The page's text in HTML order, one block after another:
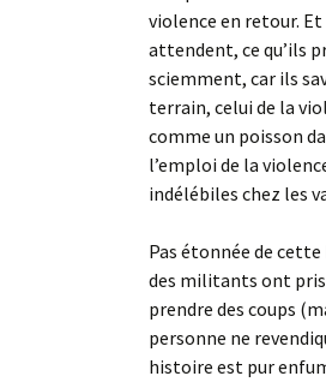
violence en retour. Et
attendent, ce qu’ils
sciemment, car ils
terrain, celui de la
comme un poisson
l’emploi de la
indélébiles chez les
Pas étonnée de
des militants ont pris
prendre des coups
personne ne
histoire est pur